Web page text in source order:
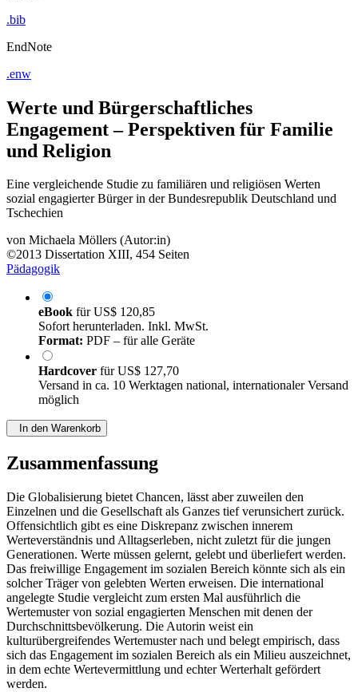
.bib
EndNote
.enw
Werte und Bürgerschaftliches
Engagement – Perspektiven für Familie
und Religion
Eine vergleichende Studie zu familiären und religiösen Werten
sozial engagierter Bürger in der Bundesrepublik Deutschland und
Tschechien
von Michaela Möllers (Autor:in)
©2013 Dissertation XIII, 454 Seiten
Pädagogik
eBook fürUS$ 120,85
Sofort herunterladen. Inkl. MwSt.
Format: PDF – für alle Geräte
Hardcover fürUS$ 127,70
Versand in ca. 10 Werktagen national, internationaler Versand
möglich
In den Warenkorb
Zusammenfassung
Die Globalisierung bietet Chancen, lässt aber zuweilen den
Einzelnen und die Gesellschaft als Ganzes tief verunsichert zurück.
Offensichtlich gibt es eine Diskrepanz zwischen innerem
Werteverständnis und Alltagserleben, nicht zuletzt für die jungen
Generationen. Werte müssen gelernt, gelebt und überliefert werden.
Das freiwillige Engagement im sozialen Bereich könnte sich als ein
solcher Träger von gelebten Werten erweisen. Die international
angelegte Studie vergleicht zum ersten Mal ausführlich die
Wertemuster von sozial engagierten Menschen mit denen der
Durchschnittsbevölkerung. Die Autorin weist ein
kulturübergreifendes Wertemuster nach und belegt empirisch, dass
sich das Engagement im sozialen Bereich als ein Milieu auszeichnet,
in dem echte Wertevermittlung und echter Werterhalt gefördert
werden.